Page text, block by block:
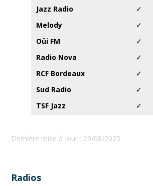
Jazz Radio ✓
Melody
✓
Oüi FM
✓
Radio Nova
✓
RCF Bordeaux
✓
Sud Radio
✓
TSF Jazz
✓
Dernière mise à jour : 23/08/2025
Radios